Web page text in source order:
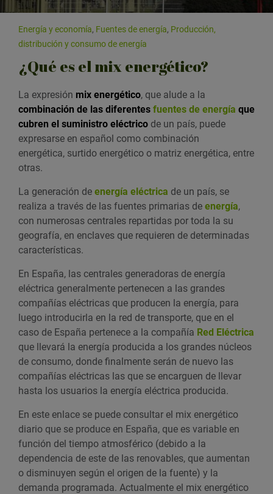
Energía y economía, Fuentes de energía, Producción,
distribución y consumo de energía
¿Qué es el mix energético?
La expresión mix energético, que alude a la
combinación de las diferentes fuentes de energía que
cubren el suministro eléctrico de un país, puede
expresarse en español como combinación
energética, surtido energético o matriz energética, entre
otras.
La generación de energía eléctrica de un país, se
realiza a través de las fuentes primarias de energía,
con numerosas centrales repartidas por toda la su
geografía, en enclaves que requieren de determinadas
características.
En España, las centrales generadoras de energía
eléctrica generalmente pertenecen a las grandes
compañías eléctricas que producen la energía, para
luego introducirla en la red de transporte, que en el
caso de España pertenece a la compañía Red Eléctrica
que llevará la energía producida a los grandes núcleos
de consumo, donde finalmente serán de nuevo las
compañías eléctricas las que se encarguen de llevar
hasta los usuarios la energía eléctrica producida.
En este enlace se puede consultar el mix energético
diario que se produce en España, que es variable en
función del tiempo atmosférico (debido a la
dependencia de este de las renovables, que aumentan
o disminuyen según el origen de la fuente) y la
demanda programada. Actualmente el mix energético